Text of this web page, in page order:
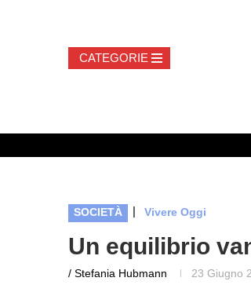
SOCIETÀ | Vivere Oggi
Un equilibrio
/ Stefania Hubmann 23 Giugno